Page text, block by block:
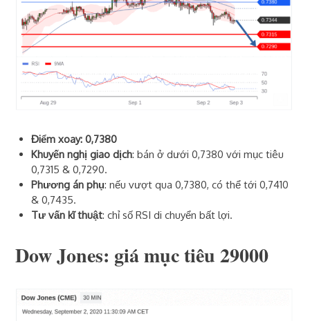
Điểm xoay: 0,7380
Khuyến nghị giao dịch: bán ở dưới 0,7380 với mục tiêu
0,7315 & 0,7290.
Phương án phụ: nếu vượt qua 0,7380, có thể tới 0,7410
& 0,7435.
Tư vấn kĩ thuật: chỉ số RSI di chuyển bất lợi.
Dow Jones: giá mục tiêu 29000